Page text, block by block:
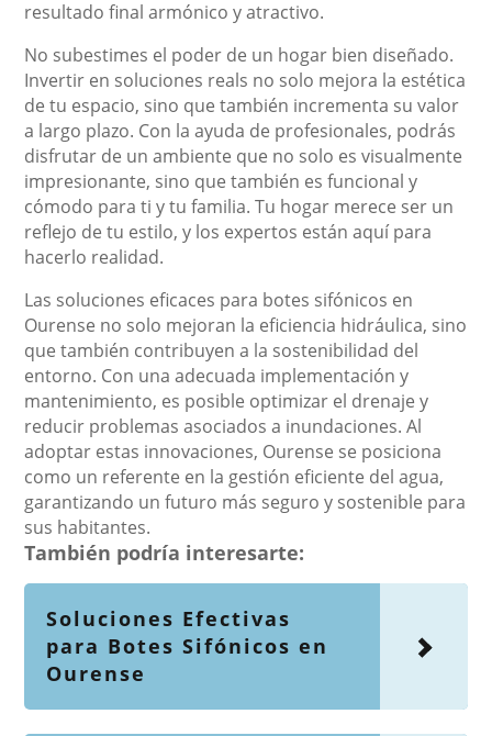
resultado final armónico y atractivo.
No subestimes el poder de un hogar bien diseñado.
Invertir en soluciones reals no solo mejora la estética
de tu espacio, sino que también incrementa su valor
a largo plazo. Con la ayuda de profesionales, podrás
disfrutar de un ambiente que no solo es visualmente
impresionante, sino que también es funcional y
cómodo para ti y tu familia. Tu hogar merece ser un
reflejo de tu estilo, y los expertos están aquí para
hacerlo realidad.
Las soluciones eficaces para botes sifónicos en
Ourense no solo mejoran la eficiencia hidráulica, sino
que también contribuyen a la sostenibilidad del
entorno. Con una adecuada implementación y
mantenimiento, es posible optimizar el drenaje y
reducir problemas asociados a inundaciones. Al
adoptar estas innovaciones, Ourense se posiciona
como un referente en la gestión eficiente del agua,
garantizando un futuro más seguro y sostenible para
sus habitantes.
También podría interesarte:
Soluciones Efectivas
para Botes Sifónicos en
Ourense